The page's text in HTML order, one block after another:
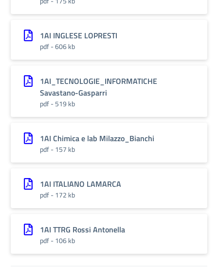
1AI INGLESE LOPRESTI
pdf - 606 kb
1AI_TECNOLOGIE_INFORMATICHE
Savastano-Gasparri
pdf - 519 kb
1AI Chimica e lab Milazzo_Bianchi
pdf - 157 kb
1AI ITALIANO LAMARCA
pdf - 172 kb
1AI TTRG Rossi Antonella
pdf - 106 kb